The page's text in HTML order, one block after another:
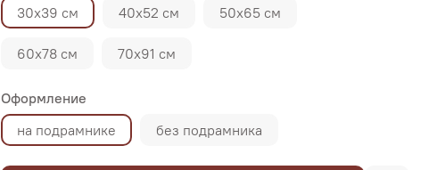
30х39 см
40х52 см 50х65 см
60х78 см 70х91 см
Оформление
на подрамнике
без подрамника